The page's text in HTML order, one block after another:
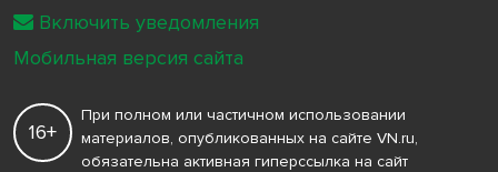
16+
При полном или частичном использовании
материалов, опубликованных на сайте VN.ru,
обязательна активная гиперссылка на сайт
Включить уведомления
Мобильная версия сайта